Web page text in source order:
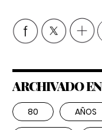
ARCHIVADO EN
80 AÑOS